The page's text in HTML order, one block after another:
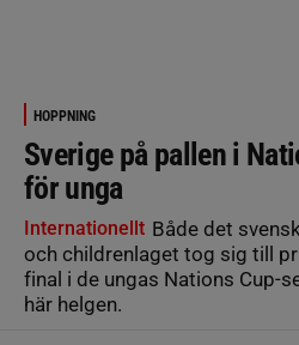
HOPPNING
Sverige på pallen i
för unga
Internationellt Både det
och childrenlaget tog sig till
final i de ungas Nations Cup-
här helgen.